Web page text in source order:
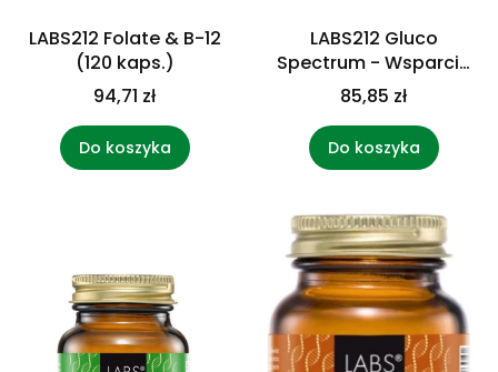
LABS212 Folate & B-12
(120 kaps.)
94,71 zł
Do koszyka
LABS212 Gluco
Spectrum - Wsparcie
metabolizmu glukozy
(60 kaps.)
85,85 zł
Do koszyka